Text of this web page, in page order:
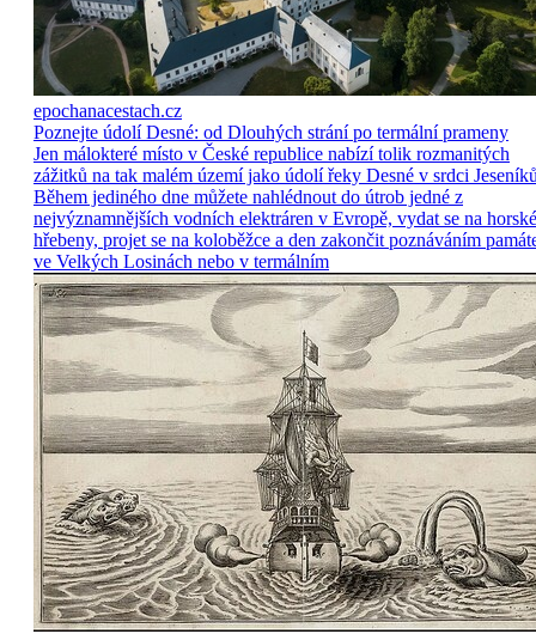
epochanacestach.cz
Poznejte údolí Desné: od Dlouhých strání po termální prameny
Jen málokteré místo v České republice nabízí tolik rozmanitých
zážitků na tak malém území jako údolí řeky Desné v srdci
Během jediného dne můžete nahlédnout do útrob jedné z
nejvýznamnějších vodních elektráren v Evropě, vydat se na horské
hřebeny, projet se na koloběžce a den zakončit poznáváním
ve Velkých Losinách nebo v termálním